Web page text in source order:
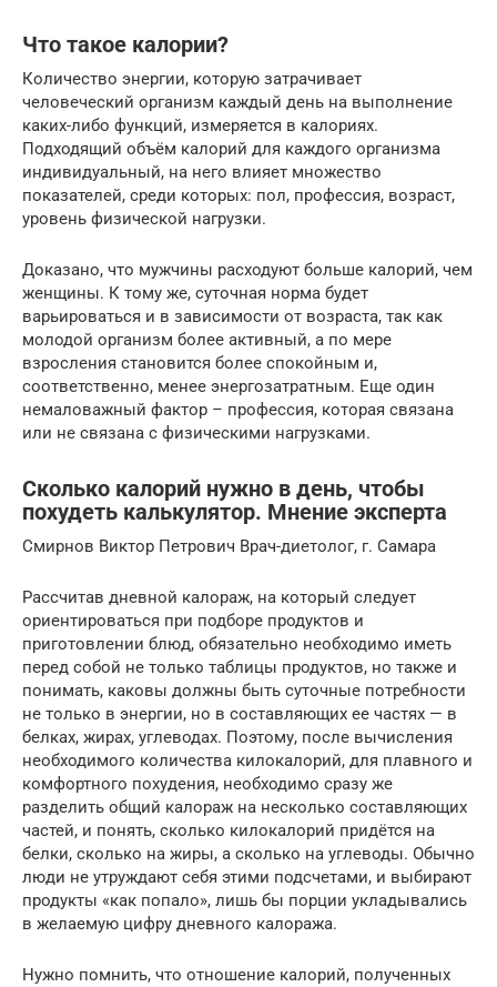
Что такое калории?
Количество энергии, которую затрачивает
человеческий организм каждый день на выполнение
каких-либо функций, измеряется в калориях.
Подходящий объём калорий для каждого организма
индивидуальный, на него влияет множество
показателей, среди которых: пол, профессия, возраст,
уровень физической нагрузки.
Доказано, что мужчины расходуют больше калорий, чем
женщины. К тому же, суточная норма будет
варьироваться и в зависимости от возраста, так как
молодой организм более активный, а по мере
взросления становится более спокойным и,
соответственно, менее энергозатратным. Еще один
немаловажный фактор – профессия, которая связана
или не связана с физическими нагрузками.
Сколько калорий нужно в день, чтобы
похудеть калькулятор. Мнение эксперта
Смирнов Виктор Петрович Врач-диетолог, г. Самара
Рассчитав дневной калораж, на который следует
ориентироваться при подборе продуктов и
приготовлении блюд, обязательно необходимо иметь
перед собой не только таблицы продуктов, но также и
понимать, каковы должны быть суточные потребности
не только в энергии, но в составляющих ее частях — в
белках, жирах, углеводах. Поэтому, после вычисления
необходимого количества килокалорий, для плавного и
комфортного похудения, необходимо сразу же
разделить общий калораж на несколько составляющих
частей, и понять, сколько килокалорий придётся на
белки, сколько на жиры, а сколько на углеводы. Обычно
люди не утруждают себя этими подсчетами, и выбирают
продукты «как попало», лишь бы порции укладывались
в желаемую цифру дневного калоража.
Нужно помнить, что отношение калорий, полученных